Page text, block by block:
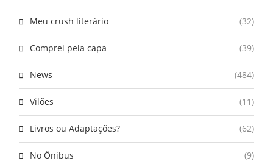
Meu crush literário (32)
Comprei pela capa (39)
News (484)
Vilões (11)
Livros ou Adaptações? (62)
No Ônibus (9)